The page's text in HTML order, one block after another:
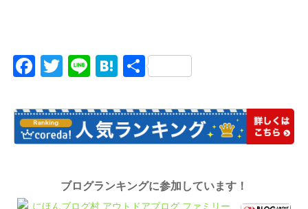
Facebook
Twitter
LineHatena
共
ブログランキングに参加しています！